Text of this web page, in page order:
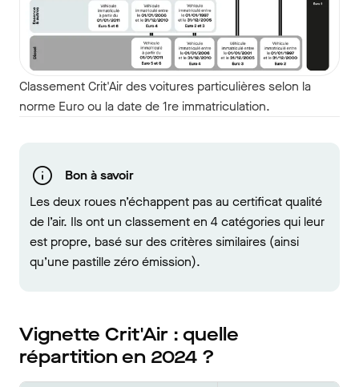
Classement Crit'Air des voitures particulières selon la
norme Euro ou la date de 1re immatriculation.
Bon à savoir
Les deux roues n’échappent pas au certificat qualité
de l’air. Ils ont un classement en 4 catégories qui leur
est propre, basé sur des critères similaires (ainsi
qu’une pastille zéro émission).
Vignette Crit'Air : quelle
répartition en 2024 ?